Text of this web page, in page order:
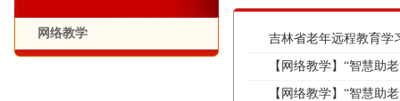
网络教学 吉林省老年远程教育学
【网络教学】“智慧助
【网络教学】“智慧助